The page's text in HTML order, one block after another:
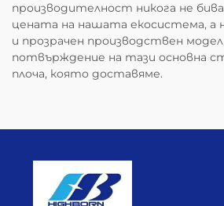
производителност никога не
цената на нашата екосистема, а
и прозрачен производствен
потвърждение на тази основна
плоча, която доставяме.